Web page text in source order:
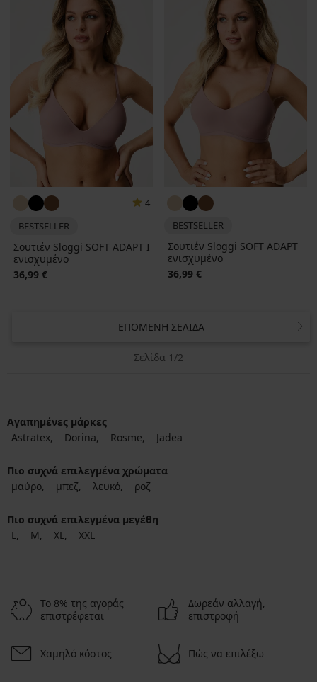
4
BESTSELLER
Σουτιέν Sloggi SOFT ADAPT I
ενισχυμένο
36,99 €
BESTSELLER
Σουτιέν Sloggi SOFT ADAPT
ενισχυμένο
36,99 €
ΕΠΌΜΕΝΗ ΣΕΛΊΔΑ
Σελίδα 1/2
Αγαπημένες μάρκες
Astratex
Dorina Rosme Jadea
Πιο συχνά επιλεγμένα χρώματα
μαύρο
μπεζ λευκό ροζ
Πιο συχνά επιλεγμένα μεγέθη
L
M XL XXL
Το 8% της αγοράς
επιστρέφεται
Δωρεάν αλλαγή,
επιστροφή
Χαμηλό κόστος Πώς να επιλέξω